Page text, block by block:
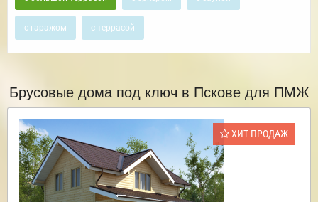
с гаражом с террасой
Брусовые дома под ключ в Пскове для ПМЖ
ХИТ ПРОДАЖ